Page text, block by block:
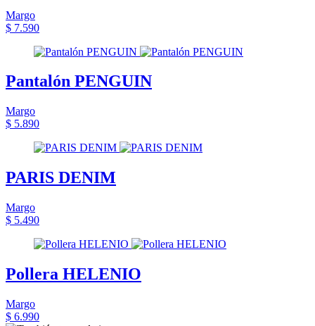
Margo
$ 7.590
Pantalón PENGUIN
Margo
$ 5.890
PARIS DENIM
Margo
$ 5.490
Pollera HELENIO
Margo
$ 6.990